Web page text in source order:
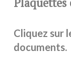
Cliquez sur
documents.